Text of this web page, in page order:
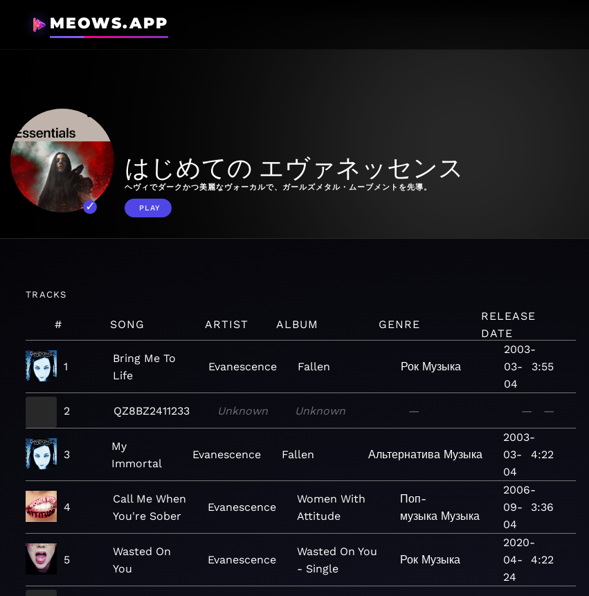
MEOWS.APP
はじめての エヴァネッセンス
ヘヴィでダークかつ美麗なヴォーカルで、ガールズメタル・ムーブメントを先導。
PLAY
TRACKS
# SONG ARTIST ALBUM GENRE
RELEASE
DATE
1
Bring Me To
Life
Evanescence Fallen Рок Музыка
2003-
03-
04
3:55
2 QZ8BZ2411233 Unknown Unknown — — —
3
My
Immortal
Evanescence Fallen Альтернатива Музыка
2003-
03-
04
4:22
4
Call Me When
You're Sober
Evanescence
Women With
Attitude
Поп-
музыка Музыка
2006-
09-
04
3:36
5
Wasted On
You
Evanescence
Wasted On You
- Single
Рок Музыка
2020-
04-
24
4:22